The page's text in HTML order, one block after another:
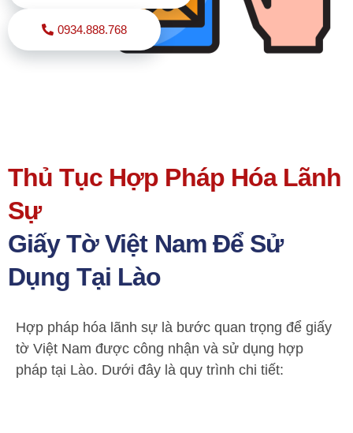
0934.888.768
Thủ Tục Hợp Pháp Hóa Lãnh
Sự
Giấy Tờ Việt Nam Để Sử
Dụng Tại Lào
Hợp pháp hóa lãnh sự là bước quan trọng để giấy
tờ Việt Nam được công nhận và sử dụng hợp
pháp tại Lào. Dưới đây là quy trình chi tiết: